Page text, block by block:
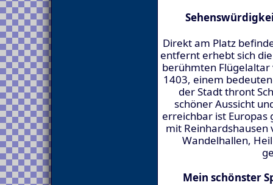
Direkt am Platz
entfernt erhebt sich
berühmten Flügelaltar
1403, einem
der Stadt thront
schöner Aussicht
erreichbar ist
mit
Wandelhallen,
Mein schönster